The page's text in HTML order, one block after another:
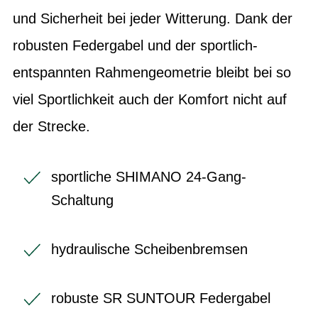
und Sicherheit bei jeder Witterung. Dank der
robusten Federgabel und der sportlich-
entspannten Rahmengeometrie bleibt bei so
viel Sportlichkeit auch der Komfort nicht auf
der Strecke.
sportliche SHIMANO 24-Gang-
Schaltung
hydraulische Scheibenbremsen
robuste SR SUNTOUR Federgabel